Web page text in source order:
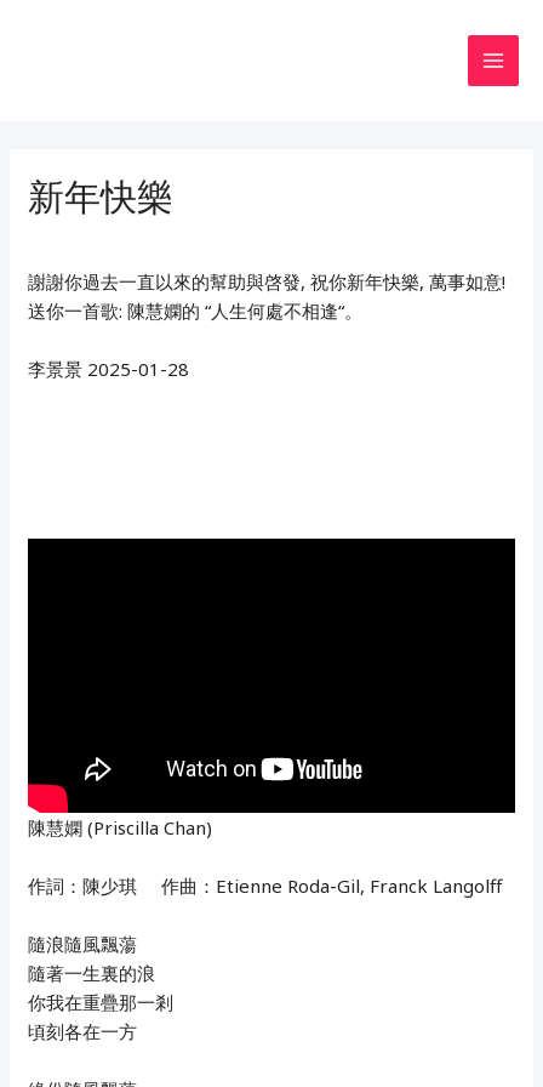
新年快樂
謝謝你過去一直以來的幫助與啓發, 祝你新年快樂, 萬事如意!
送你一首歌: 陳慧嫻的 “人生何處不相逢“。
李景景 2025-01-28
陳慧嫻 (Priscilla Chan)
作詞：陳少琪 作曲：Etienne Roda-Gil, Franck Langolff
隨浪隨風飄蕩
隨著一生裏的浪
你我在重疊那一剎
頃刻各在一方